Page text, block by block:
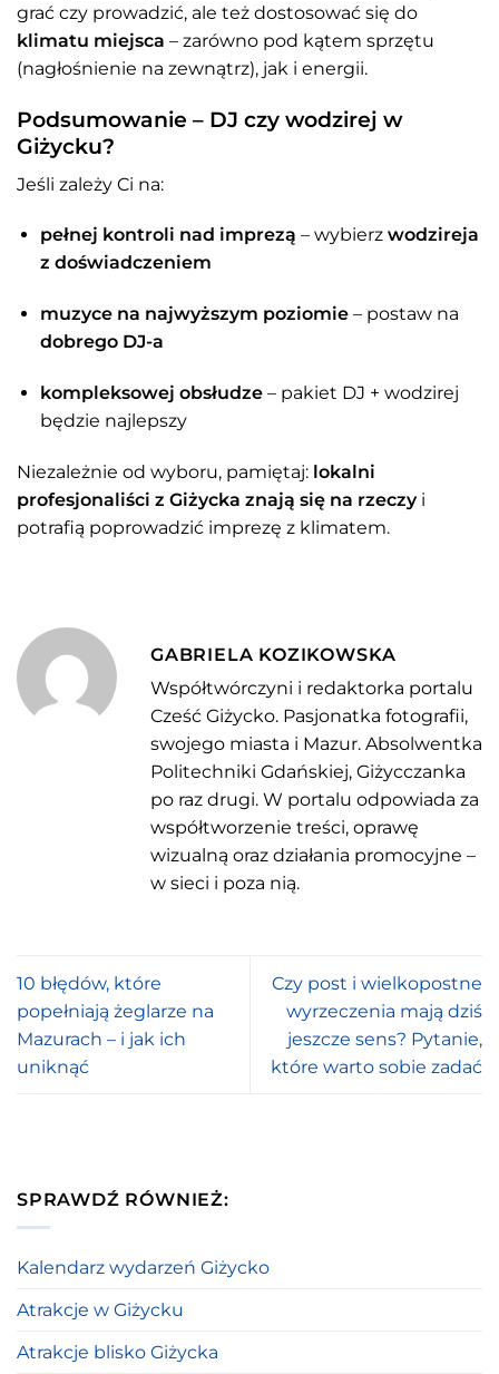
grać czy prowadzić, ale też dostosować się do
klimatu miejsca – zarówno pod kątem sprzętu
(nagłośnienie na zewnątrz), jak i energii.
Podsumowanie – DJ czy wodzirej w
Giżycku?
Jeśli zależy Ci na:
pełnej kontroli nad imprezą – wybierz wodzireja
z doświadczeniem
muzyce na najwyższym poziomie– postaw na
dobrego DJ-a
kompleksowej obsłudze– pakiet DJ + wodzirej
będzie najlepszy
Niezależnie od wyboru, pamiętaj: lokalni
profesjonaliści z Giżycka znają się na rzeczyi
potrafią poprowadzić imprezę z klimatem.
GABRIELA KOZIKOWSKA
Współtwórczyni i redaktorka portalu
Cześć Giżycko. Pasjonatka fotografii,
swojego miasta i Mazur. Absolwentka
Politechniki Gdańskiej, Giżycczanka
po raz drugi. W portalu odpowiada za
współtworzenie treści, oprawę
wizualną oraz działania promocyjne –
w sieci i poza nią.
10 błędów, które
popełniają żeglarze na
Mazurach – i jak ich
uniknąć
Czy post i wielkopostne
wyrzeczenia mają dziś
jeszcze sens? Pytanie,
które warto sobie zadać
SPRAWDŹ RÓWNIEŻ:
Kalendarz wydarzeń Giżycko
Atrakcje w Giżycku
Atrakcje blisko Giżycka